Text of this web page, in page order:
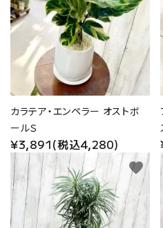
カラテア・エンペラー オストボ
ールＳ
¥3,891(税込4,280)
favorite